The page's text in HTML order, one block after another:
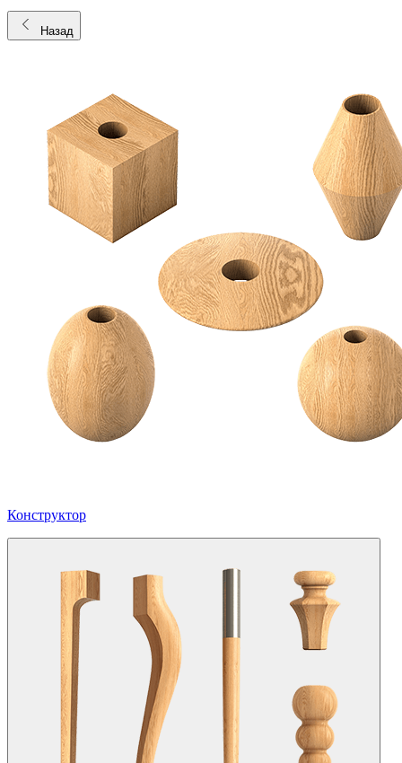
Назад
Конструктор